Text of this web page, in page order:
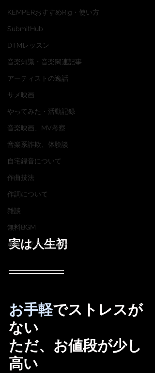
KEMPERおすすめRig・使い方
SubmitHub
DTMレッスン
音楽知識・音楽関連記事
アーティストの逸話
サメ映画
やってみた・活動記録
音楽映画、MV考察
音楽系詐欺、体験談
自宅録音について
作曲技法
作詞について
雑談
無料BGM
趣味・ファッション
実は人生初
お手軽でストレスが
ない
ただ、お値段が少し
高い